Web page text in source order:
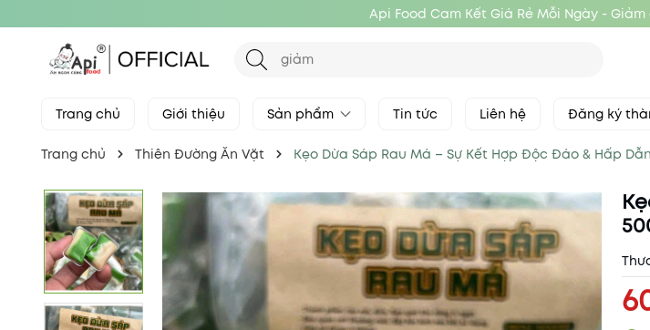
Api Food Cam Kết Giá Rẻ Mỗi Ngày -
Trang chủ Giới thiệu Sản phẩm Tin tức Liên hệ Đăng ký
Trang chủ Thiên Đường Ăn Vặt Kẹo Dừa Sáp Rau Má – Sự Kết Hợp Độc Đáo & Hấp